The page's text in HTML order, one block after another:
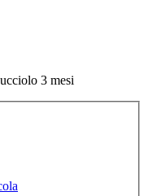
3 mesi